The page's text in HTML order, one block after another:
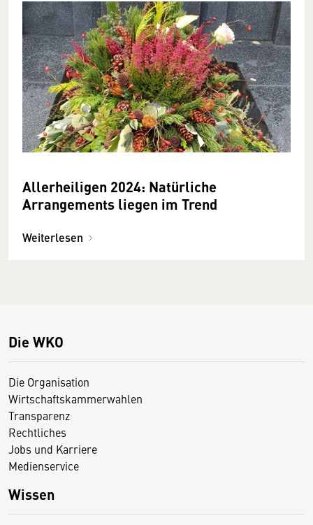
Allerheiligen 2024: Natürliche
Arrangements liegen im Trend
Weiterlesen
Die WKO
Die Organisation
Wirtschaftskammerwahlen
Transparenz
Rechtliches
Jobs und Karriere
Medienservice
Wissen